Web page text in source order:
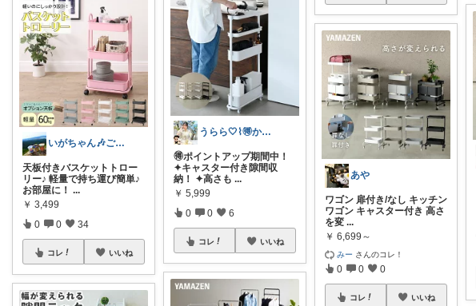
いがちゃん🎶ご購入感謝です🎶
天板付きバスケットトロー
リー♪ 軽量で持ち運び簡単♪
お部屋に！ ...
￥ 3,499
0 0 34
コレ いいね
うらら🤍⌇🉐かわいい暮らし
🉐ポイントアップ期間中！
✦キャスター付き隙間収
納！ ✦高さも ...
￥ 5,999
0 0 6
コレ いいね
あや
ワゴン 扉付き/なし キッチン
ワゴン キャスター付き 高さ
を変 ...
￥ 6,699～
みー さんのコレ！
0 0 0
コレ いいね